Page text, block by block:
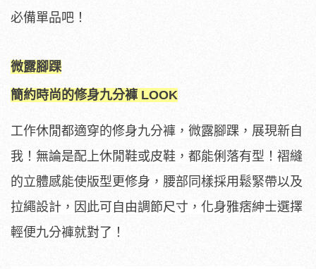
必備單品吧！
微露腳踝
簡約時尚的修身九分褲 LOOK
工作休閒都適穿的修身九分褲，微露腳踝，展現新自
我！無論是配上休閒鞋或皮鞋，都能俐落有型！褶縫
的立體感能使版型更修身，腰部同樣採用鬆緊帶以及
拉繩設計，因此可自由調節尺寸，化身雅痞紳士選擇
輕便九分褲就對了！